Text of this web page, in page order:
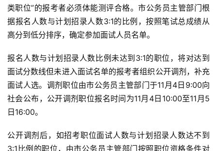
类职位”的报考者必须体能测评合格。市公务员主管部门根
据报名人数与计划招录人数3:1的比例，按照笔试总成绩从
高分到低分排序，确定参加面试人员名单。
报名人数与计划招录人数比例未达到3:1的职位，将对达到
面试分数线但未进入面试名单的报考者组织公开调剂，补充
面试人选。调剂职位由市公务员主管部门于11月4日9:00向
社会公布，公开调剂职位报名时间为11月4日10:00至11月5
日16:00。
公开调剂后，如招考职位面试人数与计划招录人数达不到
3:1比例的职位，由市公务员主管部门按照职位资格条件对